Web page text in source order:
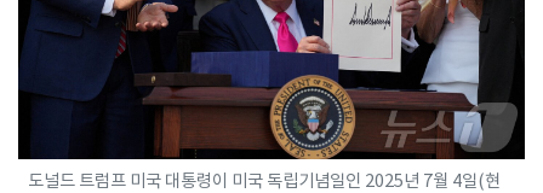
도널드 트럼프 미국 대통령이 미국 독립기념일인 2025년 7월 4일(현